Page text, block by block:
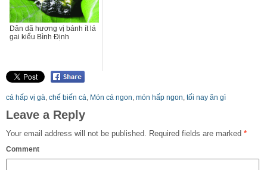
Dân dã hương vị bánh ít lá
gai kiểu Bình Định
cá hấp vị gà, chế biến cá, Món cá ngon, món hấp ngon, tối nay ăn gì
Leave a Reply
Your email address will not be published. Required fields are marked *
Comment